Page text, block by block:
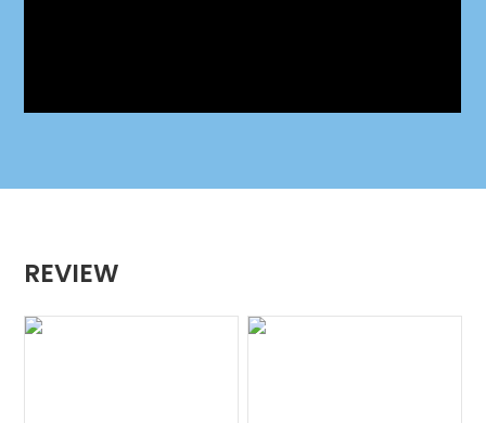
REVIEW